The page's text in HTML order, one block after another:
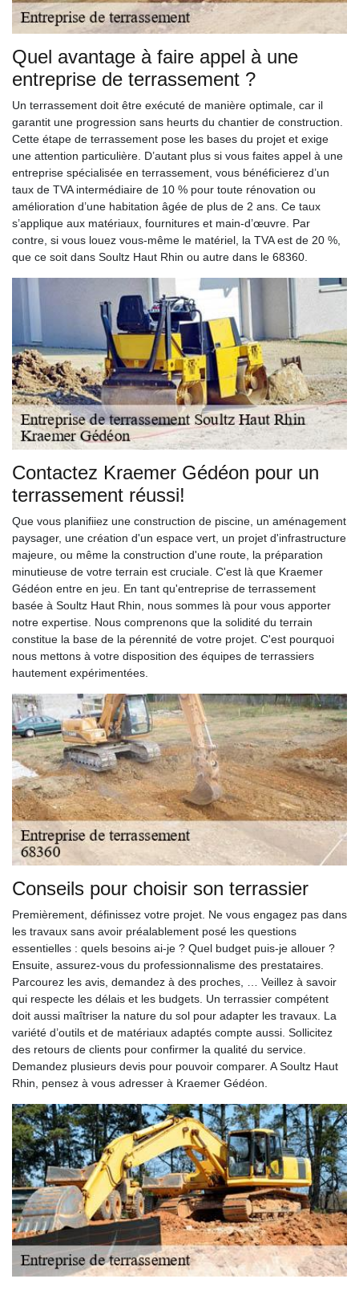
Quel avantage à faire appel à une
entreprise de terrassement ?
Un terrassement doit être exécuté de manière optimale, car il
garantit une progression sans heurts du chantier de construction.
Cette étape de terrassement pose les bases du projet et exige
une attention particulière. D’autant plus si vous faites appel à une
entreprise spécialisée en terrassement, vous bénéficierez d’un
taux de TVA intermédiaire de 10 % pour toute rénovation ou
amélioration d’une habitation âgée de plus de 2 ans. Ce taux
s’applique aux matériaux, fournitures et main-d’œuvre. Par
contre, si vous louez vous-même le matériel, la TVA est de 20 %,
que ce soit dans Soultz Haut Rhin ou autre dans le 68360.
Contactez Kraemer Gédéon pour un
terrassement réussi!
Que vous planifiiez une construction de piscine, un aménagement
paysager, une création d'un espace vert, un projet d'infrastructure
majeure, ou même la construction d'une route, la préparation
minutieuse de votre terrain est cruciale. C'est là que Kraemer
Gédéon entre en jeu. En tant qu'entreprise de terrassement
basée à Soultz Haut Rhin, nous sommes là pour vous apporter
notre expertise. Nous comprenons que la solidité du terrain
constitue la base de la pérennité de votre projet. C'est pourquoi
nous mettons à votre disposition des équipes de terrassiers
hautement expérimentées.
Conseils pour choisir son terrassier
Premièrement, définissez votre projet. Ne vous engagez pas dans
les travaux sans avoir préalablement posé les questions
essentielles : quels besoins ai-je ? Quel budget puis-je allouer ?
Ensuite, assurez-vous du professionnalisme des prestataires.
Parcourez les avis, demandez à des proches, … Veillez à savoir
qui respecte les délais et les budgets. Un terrassier compétent
doit aussi maîtriser la nature du sol pour adapter les travaux. La
variété d’outils et de matériaux adaptés compte aussi. Sollicitez
des retours de clients pour confirmer la qualité du service.
Demandez plusieurs devis pour pouvoir comparer. A Soultz Haut
Rhin, pensez à vous adresser à Kraemer Gédéon.